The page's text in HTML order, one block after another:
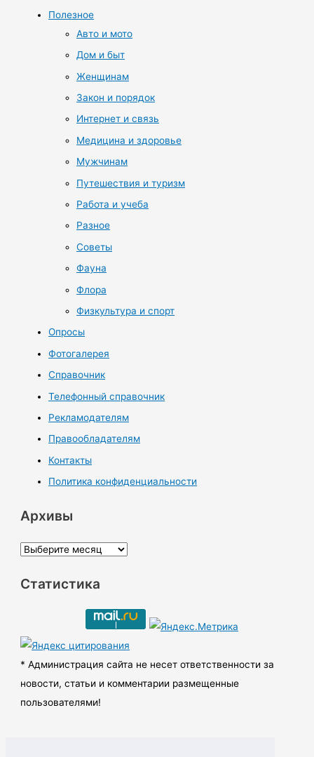
Полезное
Авто и мото
Дом и быт
Женщинам
Закон и порядок
Интернет и связь
Медицина и здоровье
Мужчинам
Путешествия и туризм
Работа и учеба
Разное
Советы
Фауна
Флора
Физкультура и спорт
Опросы
Фотогалерея
Справочник
Телефонный справочник
Рекламодателям
Правообладателям
Контакты
Политика конфиденциальности
Архивы
А
х
ы
Статистика
* Администрация сайта не несет ответственности за
новости, статьи и комментарии размещенные
пользователями!